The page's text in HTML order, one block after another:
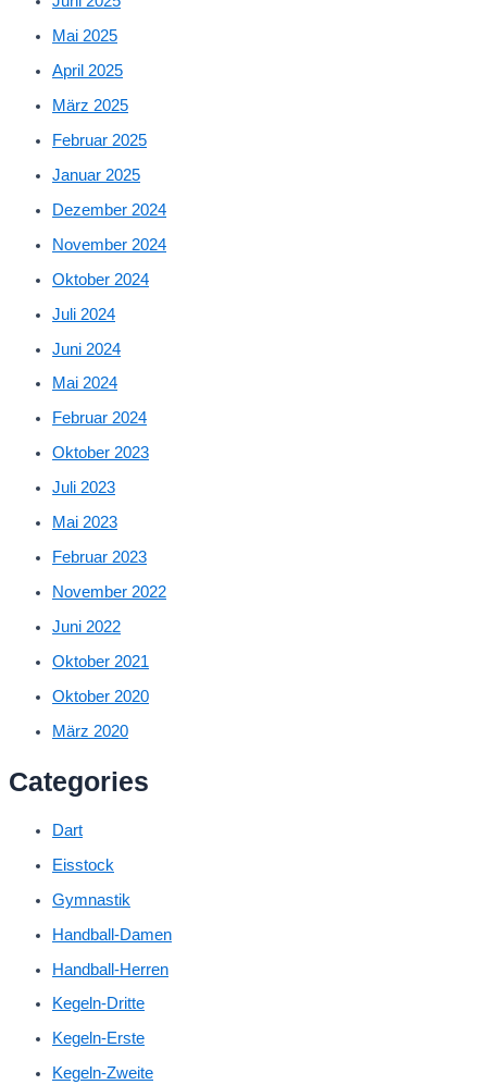
Mai 2025
April 2025
März 2025
Februar 2025
Januar 2025
Dezember 2024
November 2024
Oktober 2024
Juli 2024
Juni 2024
Mai 2024
Februar 2024
Oktober 2023
Juli 2023
Mai 2023
Februar 2023
November 2022
Juni 2022
Oktober 2021
Oktober 2020
März 2020
Categories
Dart
Eisstock
Gymnastik
Handball-Damen
Handball-Herren
Kegeln-Dritte
Kegeln-Erste
Kegeln-Zweite